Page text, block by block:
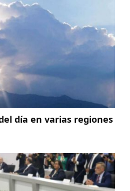
día en varias regiones